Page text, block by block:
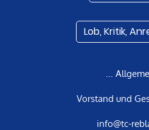
Lob, Kritik,
...
Vorstand und
info@tc-